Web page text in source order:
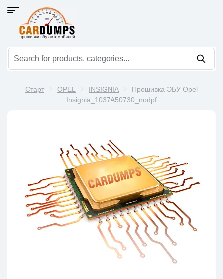
Старт OPEL INSIGNIA
Прошивка ЭБУ Opel
Insignia_1037A50730_nodpf